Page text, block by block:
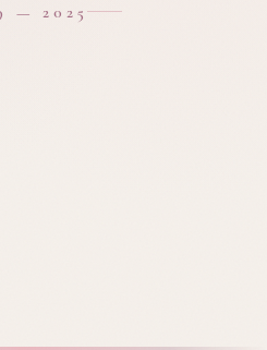
— 2025